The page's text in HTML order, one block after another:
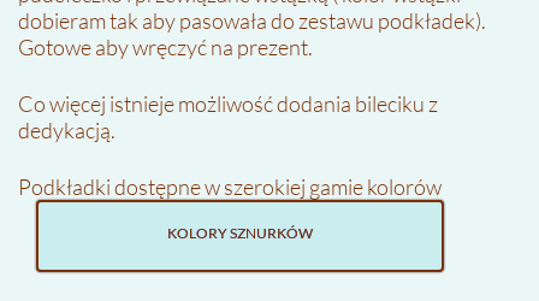
dobieram tak aby pasowała do zestawu podkładek).
Gotowe aby wręczyć na prezent.
Co więcej istnieje możliwość dodania bileciku z
dedykacją.
Podkładki dostępne w szerokiej gamie kolorów
KOLORY SZNURKÓW